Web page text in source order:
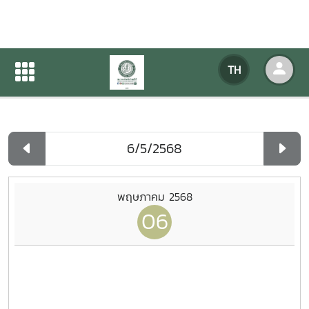
TH
ปฏิทินกิจกรรมของหน่วยงาน
ปฏิทินกิจกรรมของหน่วยงาน
พฤษภาคม 2568
06